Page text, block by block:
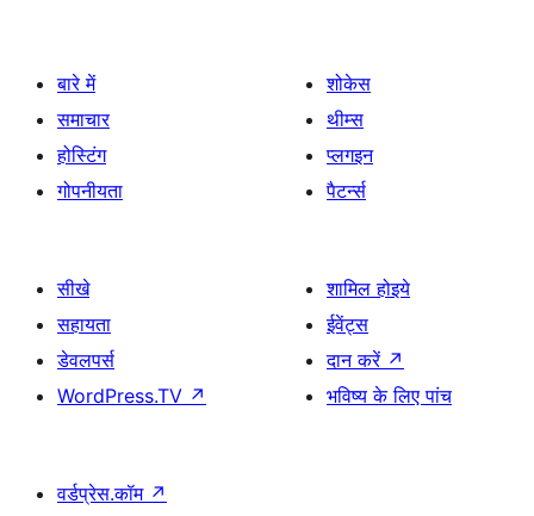
बारे में
समाचार
होस्टिंग
गोपनीयता
शोकेस
थीम्स
प्लगइन
पैटर्न्स
सीखे
सहायता
डेवलपर्स
WordPress.TV ↗
शामिल होइये
ईवेंट्स
दान करें ↗
भविष्य के लिए पांच
वर्डप्रेस.कॉम ↗